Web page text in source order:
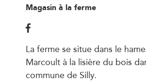
Magasin à la ferme
La ferme se situe dans le
Marcoult à la lisière du bois
commune de Silly.